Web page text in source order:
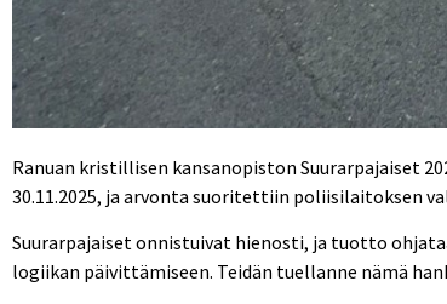
Ranuan kristillisen kansanopiston Suurarpajaiset
30.11.2025, ja arvonta suoritettiin poliisilaitoksen
Suurarpajaiset onnistuivat hienosti, ja tuotto
logiikan päivittämiseen. Teidän tuellanne nämä